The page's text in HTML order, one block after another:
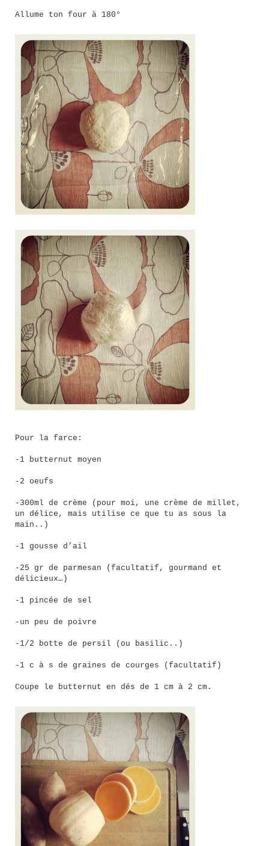
Allume ton four à 180°
Pour la farce:
-1 butternut moyen
-2 oeufs
-300ml de crème (pour moi, une crème de millet,
un délice, mais utilise ce que tu as sous la
main..)
-1 gousse d’ail
-25 gr de parmesan (facultatif, gourmand et
délicieux…)
-1 pincée de sel
-un peu de poivre
-1/2 botte de persil (ou basilic..)
-1 c à s de graines de courges (facultatif)
Coupe le butternut en dés de 1 cm à 2 cm.